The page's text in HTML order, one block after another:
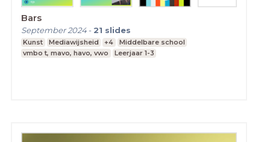
Bars
September 2024- 21 slides
Kunst Mediawijsheid +4
Middelbare school
vmbo t, mavo, havo, vwo
Leerjaar 1-3